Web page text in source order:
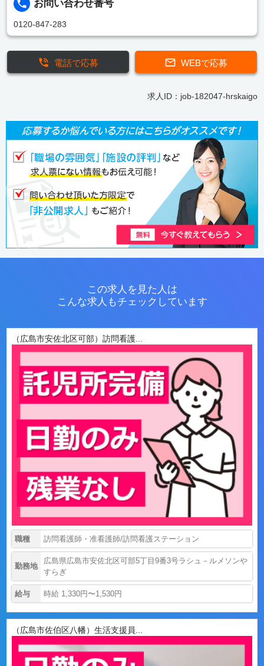
お問い合わせ番号
0120-847-283
WEBで応募
電話で応募
求人ID：job-182047-hrskaigo
この求人を見た人は
こんな求人もチェックしています
（広島市安佐北区可部）訪問看護...
職種 訪問看護師・准看護師/訪問看護ステーション
勤務地
広島県広島市安佐北区可部5丁目9番3号ラシュ－ルメソンや
すらぎ
給与 時給 1,330円〜1,530円
（広島市佐伯区八幡）生活支援員...